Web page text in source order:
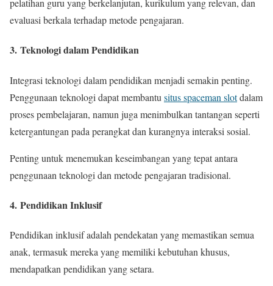
pelatihan guru yang berkelanjutan, kurikulum yang relevan, dan
evaluasi berkala terhadap metode pengajaran.
3. Teknologi dalam Pendidikan
Integrasi teknologi dalam pendidikan menjadi semakin penting.
Penggunaan teknologi dapat membantu situs spaceman slotdalam
proses pembelajaran, namun juga menimbulkan tantangan seperti
ketergantungan pada perangkat dan kurangnya interaksi sosial.
Penting untuk menemukan keseimbangan yang tepat antara
penggunaan teknologi dan metode pengajaran tradisional.
4. Pendidikan Inklusif
Pendidikan inklusif adalah pendekatan yang memastikan semua
anak, termasuk mereka yang memiliki kebutuhan khusus,
mendapatkan pendidikan yang setara.